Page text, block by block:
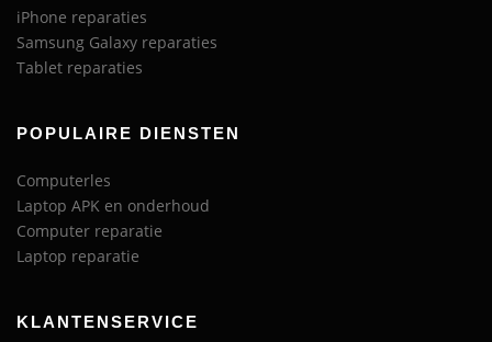
iPhone reparaties
Samsung Galaxy reparaties
Tablet reparaties
POPULAIRE DIENSTEN
Computerles
Laptop APK en onderhoud
Computer reparatie
Laptop reparatie
KLANTENSERVICE